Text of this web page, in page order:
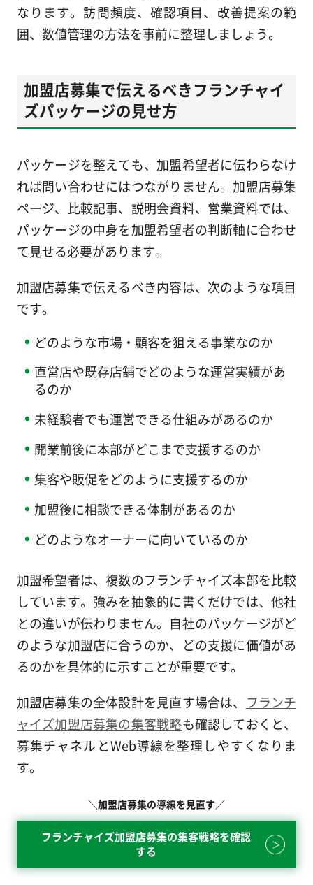
なります。訪問頻度、確認項目、改善提案の範
囲、数値管理の方法を事前に整理しましょう。
加盟店募集で伝えるべきフランチャイ
ズパッケージの見せ方
パッケージを整えても、加盟希望者に伝わらなけ
れば問い合わせにはつながりません。加盟店募集
ページ、比較記事、説明会資料、営業資料では、
パッケージの中身を加盟希望者の判断軸に合わせ
て見せる必要があります。
加盟店募集で伝えるべき内容は、次のような項目
です。
どのような市場・顧客を狙える事業なのか
直営店や既存店舗でどのような運営実績があ
るのか
未経験者でも運営できる仕組みがあるのか
開業前後に本部がどこまで支援するのか
集客や販促をどのように支援するのか
加盟後に相談できる体制があるのか
どのようなオーナーに向いているのか
加盟希望者は、複数のフランチャイズ本部を比較
しています。強みを抽象的に書くだけでは、他社
との違いが伝わりません。自社のパッケージがど
のような加盟店に合うのか、どの支援に価値があ
るのかを具体的に示すことが重要です。
加盟店募集の全体設計を見直す場合は、 フランチ
ャイズ加盟店募集の集客戦略も確認しておくと、
募集チャネルとWeb導線を整理しやすくなりま
す。
＼加盟店募集の導線を見直す／
フランチャイズ加盟店募集の集客戦略を確認
する